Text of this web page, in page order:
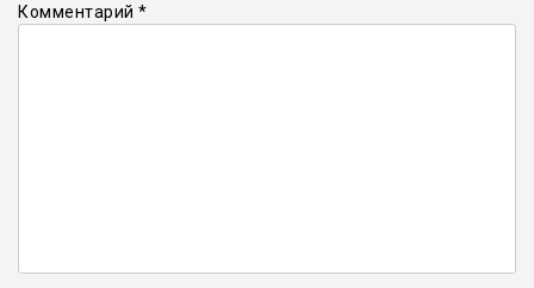
Комментарий *